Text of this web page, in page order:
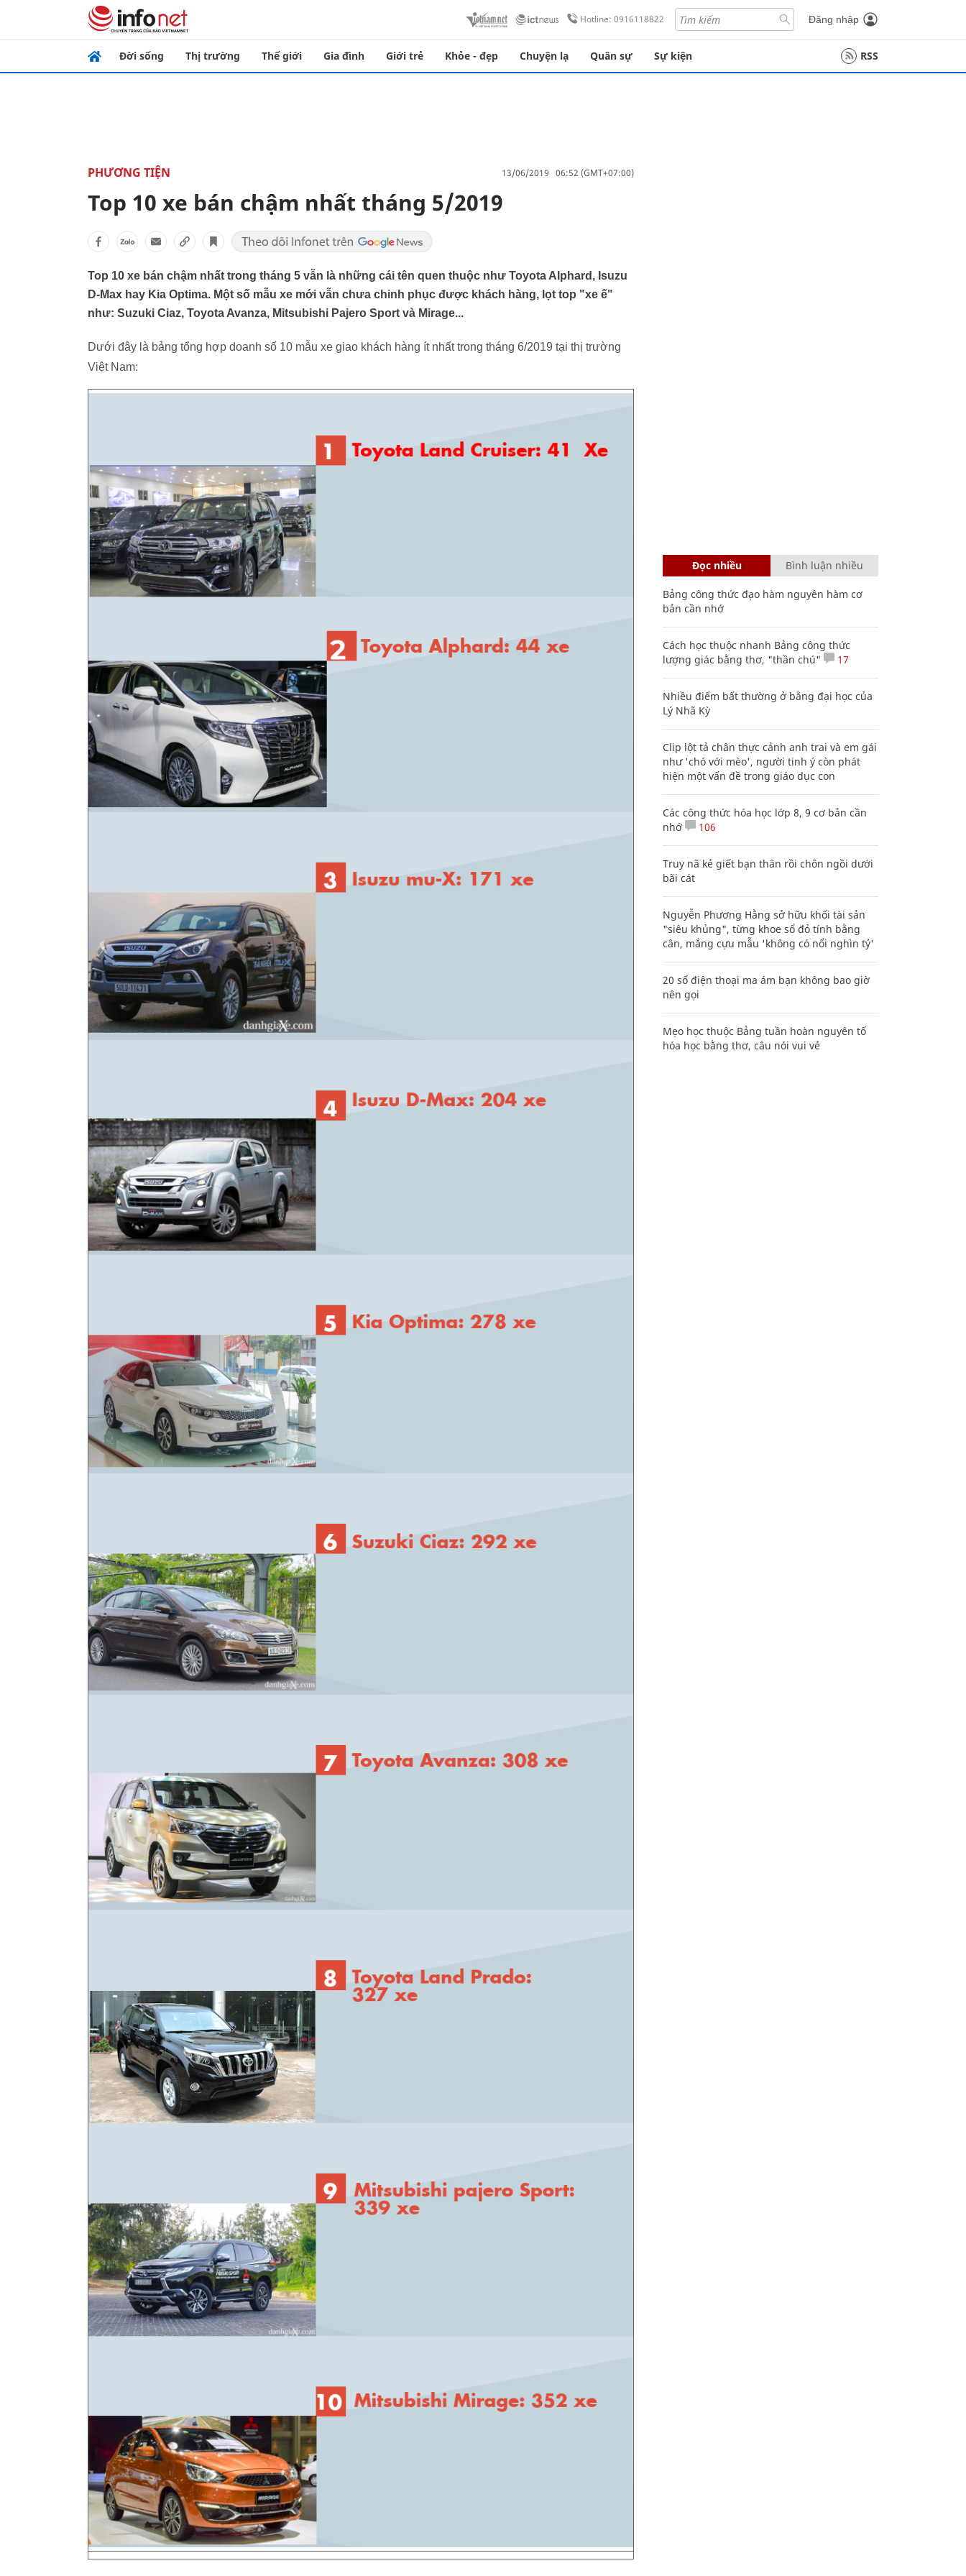
Hotline: 0916118822 Đăng nhập
Đời sống Thị trường Thế giới Gia đình Giới trẻ Khỏe - đẹp Chuyện lạ Quân sự Sự kiện RSS
PHƯƠNG TIỆN 13/06/2019 06:52 (GMT+07:00)
Top 10 xe bán chậm nhất tháng 5/2019
Top 10 xe bán chậm nhất trong tháng 5 vẫn là những cái tên quen thuộc như Toyota Alphard, Isuzu
D-Max hay Kia Optima. Một số mẫu xe mới vẫn chưa chinh phục được khách hàng, lọt top "xe ế"
như: Suzuki Ciaz, Toyota Avanza, Mitsubishi Pajero Sport và Mirage...
Dưới đây là bảng tổng hợp doanh số 10 mẫu xe giao khách hàng ít nhất trong tháng 6/2019 tại thị trường
Việt Nam:
Đọc nhiều Bình luận nhiều
Bảng công thức đạo hàm nguyên hàm cơ
bản cần nhớ
Cách học thuộc nhanh Bảng công thức
lượng giác bằng thơ, "thần chú"
17
Nhiều điểm bất thường ở bằng đại học của
Lý Nhã Kỳ
Clip lột tả chân thực cảnh anh trai và em gái
như 'chó với mèo', người tinh ý còn phát
hiện một vấn đề trong giáo dục con
Các công thức hóa học lớp 8, 9 cơ bản cần
nhớ
106
Truy nã kẻ giết bạn thân rồi chôn ngồi dưới
bãi cát
Nguyễn Phương Hằng sở hữu khối tài sản
"siêu khủng", từng khoe sổ đỏ tính bằng
cân, mắng cựu mẫu 'không có nổi nghìn tỷ'
20 số điện thoại ma ám bạn không bao giờ
nên gọi
Mẹo học thuộc Bảng tuần hoàn nguyên tố
hóa học bằng thơ, câu nói vui vẻ